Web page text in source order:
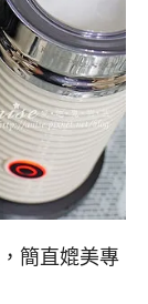
簡直媲美專